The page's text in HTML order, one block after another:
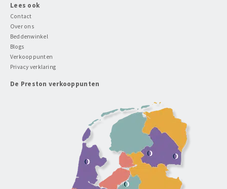
Lees ook
Contact
Over ons
Beddenwinkel
Blogs
Verkooppunten
Privacy verklaring
De Preston verkooppunten